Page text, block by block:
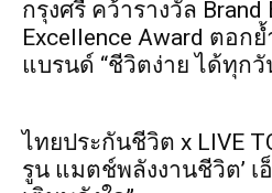
กรุงศรี คว้ารางวัล Brand
Excellence Award ตอ
แบรนด์ “ชีวิตง่าย ได้ทุกวั
ไทยประกันชีวิต x LIVE
รูน แมตช์พลังงานชีวิต’